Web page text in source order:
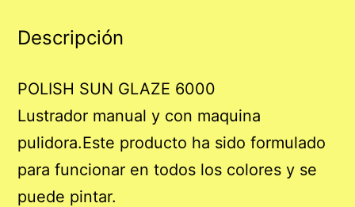
Descripción
POLISH SUN GLAZE 6000
Lustrador manual y con maquina
pulidora.Este producto ha sido formulado
para funcionar en todos los colores y se
puede pintar.